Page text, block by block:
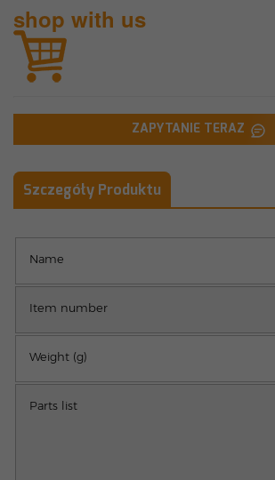
shop with us
ZAPYTANIE TERAZ
Szczegóły Produktu
Name
Item number
Weight (g)
Parts list